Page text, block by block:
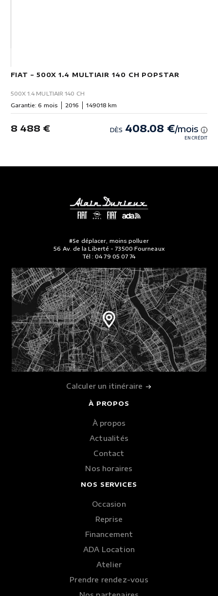
FIAT – 500X 1.4 MULTIAIR 140 CH POPSTAR
500X 1.4 MULTIAIR 140 CH
Garantie: 6 mois
2016 149018 km
8 488 € DÈS 408.08 €/mois i
EN CRÉDIT
#Se déplacer, moins polluer
56 Av. de la Liberté - 73500 Fourneaux
Tél :04 79 05 07 74
Calculer un itinéraire
À PROPOS
À propos
Actualités
Contact
Nos horaires
NOS SERVICES
Occasion
Reprise
Financement
ADA Location
Atelier
Prendre rendez-vous